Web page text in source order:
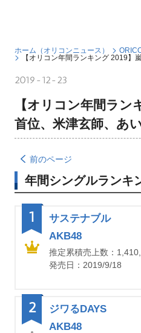
ホーム（オリコンニュース）
【オリコン年間ランキング 2019
2019-12-23
【オリコン年間ラ
首位、米津玄師、あ
前のページ
年間シングルラン
サステナブル
AKB48
推定累積売上数：
発売日：2019/9/18
1
ジワるDAYS
AKB48
2